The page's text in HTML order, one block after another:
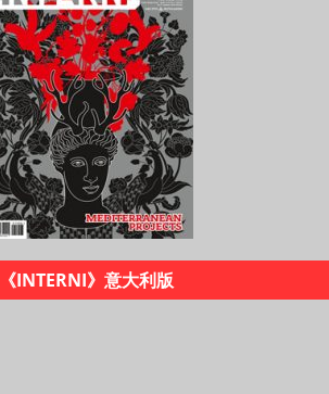
《INTERNI设计时代》杂志